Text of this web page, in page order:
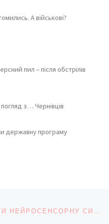
А військові?
пил – після обстрілів
з… Чернівців
державну програму
І БУКОВИНА МОЖЕ МАТИ НЕЙРОСЕНСОРНУ СИСТЕМУ РЕАБІЛІТАЦІЇ RGS